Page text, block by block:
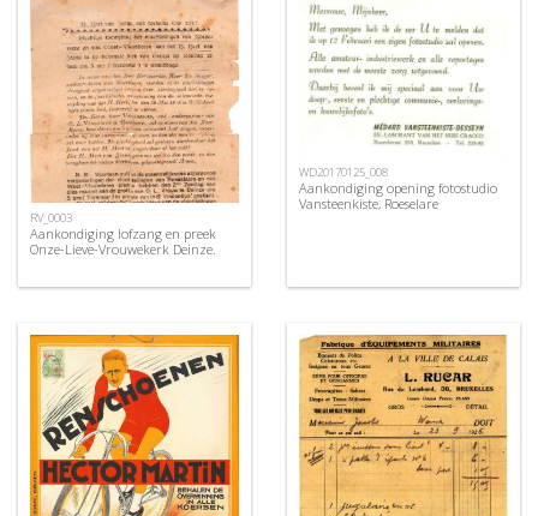
RV_0003
Aankondiging lofzang en preek
Onze-Lieve-Vrouwekerk Deinze.
WD20170125_008
Aankondiging opening fotostudio
Vansteenkiste, Roeselare